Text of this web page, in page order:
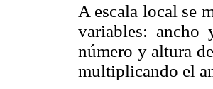
A escala local se
variables: ancho
número y altura
multiplicando el